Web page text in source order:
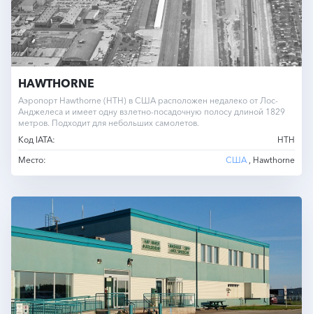
HAWTHORNE
Аэропорт Hawthorne (HTH) в США расположен недалеко от Лос-
Анджелеса и имеет одну взлетно-посадочную полосу длиной 1829
метров. Подходит для небольших самолетов.
Код IATA:
HTH
Место:
США , Hawthorne